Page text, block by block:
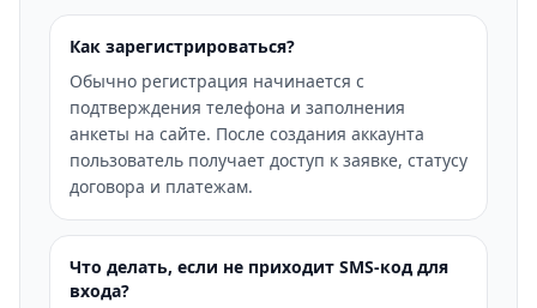
Как зарегистрироваться?
Обычно регистрация начинается с
подтверждения телефона и заполнения
анкеты на сайте. После создания аккаунта
пользователь получает доступ к заявке, статусу
договора и платежам.
Что делать, если не приходит SMS-код для
входа?